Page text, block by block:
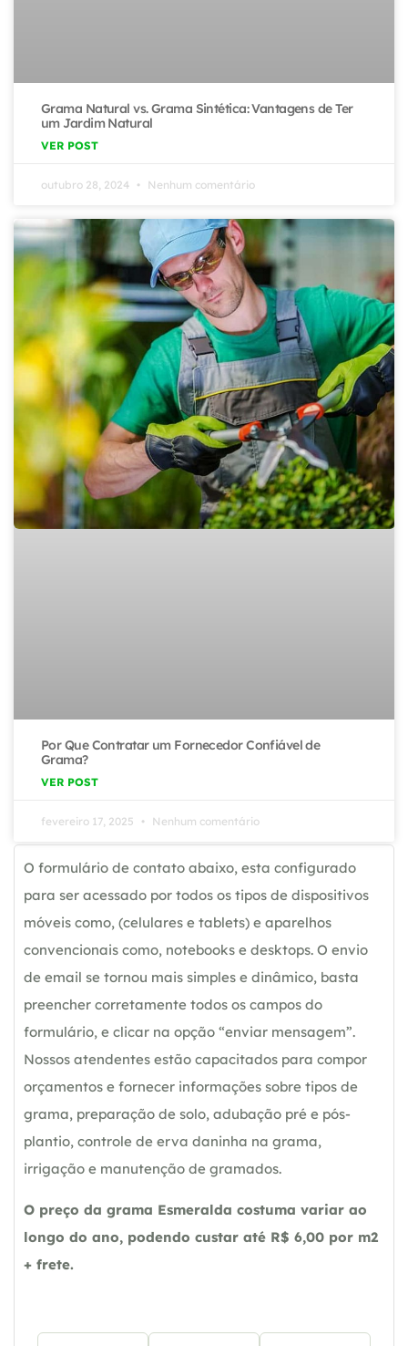
Grama Natural vs. Grama Sintética: Vantagens de Ter
um Jardim Natural
VER POST
outubro 28, 2024 Nenhum comentário
Por Que Contratar um Fornecedor Confiável de
Grama?
VER POST
fevereiro 17, 2025 Nenhum comentário
O formulário de contato abaixo, esta configurado
para ser acessado por todos os tipos de dispositivos
móveis como, (celulares e tablets) e aparelhos
convencionais como, notebooks e desktops. O envio
de email se tornou mais simples e dinâmico, basta
preencher corretamente todos os campos do
formulário, e clicar na opção “enviar mensagem”.
Nossos atendentes estão capacitados para compor
orçamentos e fornecer informações sobre tipos de
grama, preparação de solo, adubação pré e pós-
plantio, controle de erva daninha na grama,
irrigação e manutenção de gramados.
O preço da grama Esmeralda costuma variar ao
longo do ano, podendo custar até R$ 6,00 por m2
+ frete.